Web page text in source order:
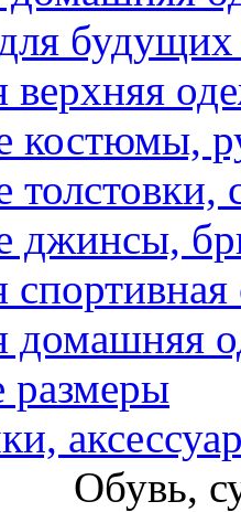
костюмы,
джинсы,
домашняя
размеры
Обувь,